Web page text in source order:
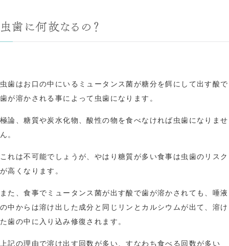
虫歯に何故なるの？
虫歯はお口の中にいるミュータンス菌が糖分を餌にして出す酸で
歯が溶かされる事によって虫歯になります。
極論、糖質や炭水化物、酸性の物を食べなければ虫歯になりませ
ん。
これは不可能でしょうが、やはり糖質が多い食事は虫歯のリスク
が高くなります。
また、食事でミュータンス菌が出す酸で歯が溶かされても、唾液
の中からは溶け出した成分と同じリンとカルシウムが出て、溶け
た歯の中に入り込み修復されます。
上記の理由で溶け出す回数が多い、すなわち食べる回数が多い